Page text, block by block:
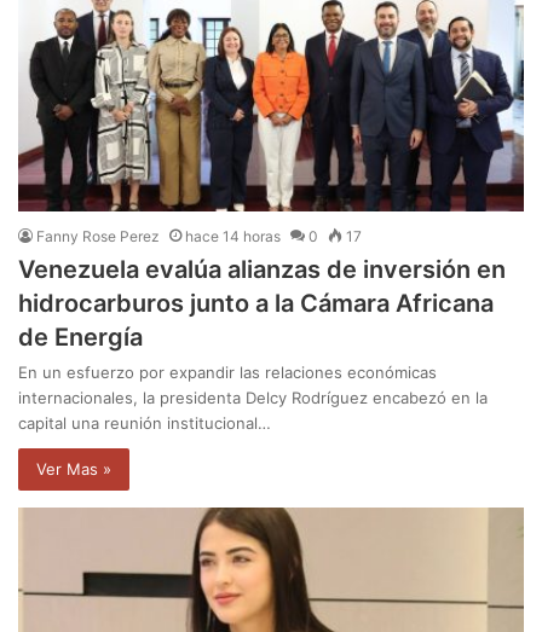
Fanny Rose Perez hace 14 horas 0 17
Venezuela evalúa alianzas de inversión en
hidrocarburos junto a la Cámara Africana
de Energía
En un esfuerzo por expandir las relaciones económicas
internacionales, la presidenta Delcy Rodríguez encabezó en la
capital una reunión institucional…
Ver Mas »